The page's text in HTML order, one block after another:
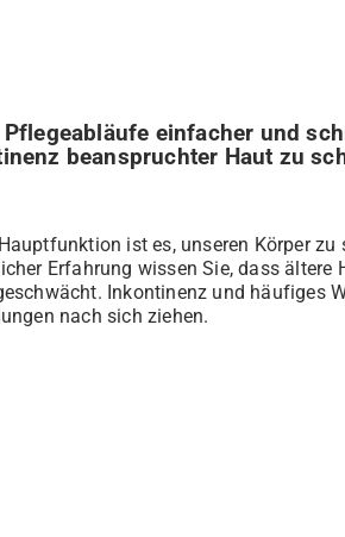
einfacher und
beanspruchter Haut zu
ist es, unseren Körper
Erfahrung wissen Sie, dass ältere
Inkontinenz und häufiges
nach sich ziehen.